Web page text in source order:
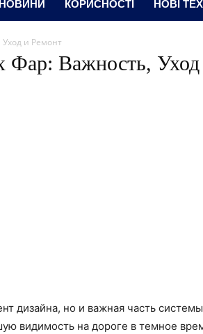
КОРИСНОСТІ НОВІ
и Ремонт
Фар: Важность,
дизайна, но и важная часть системы
видимость на дороге в темное